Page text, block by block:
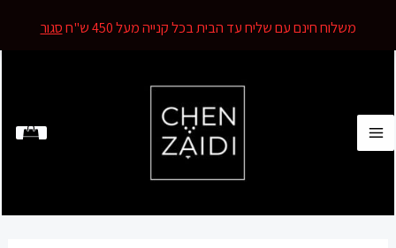
MAIN
משלוח חינם עם שליח עד הבית בכל קנייה מעל 450 ש"ח סגור